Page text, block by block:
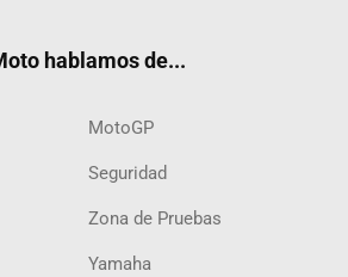
hablamos de...
MotoGP
Seguridad
Zona de Pruebas
Yamaha